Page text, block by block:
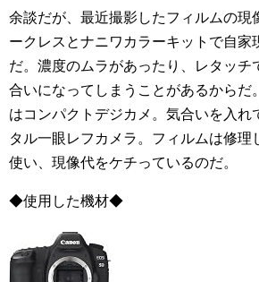
余談だが、最近撮影したフィルムの現
ークレスとナニワカラーキットで自家
だ。濃度のムラがあったり、レタッチ
合いになってしまうことがあるからだ
はコンパクトデジカメ。気合いを入れ
タル一眼レフカメラ。フィルムは修理
使い、現像代をケチっているのだ。
◆使用した機材◆